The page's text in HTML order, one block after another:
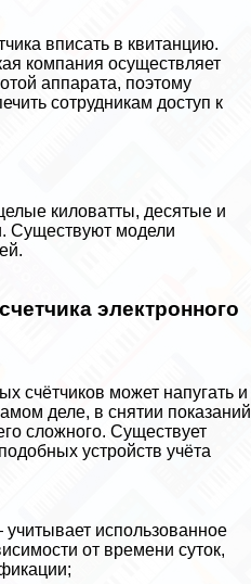
вписать в квитанцию.
компания осуществляет
аппарата, поэтому
сотрудникам доступ к
киловатты, десятые и
Существуют модели
электронного
счётчиков может напугать и
деле, в снятии показаний
сложного. Существует
устройств учёта
использованное
от времени суток,